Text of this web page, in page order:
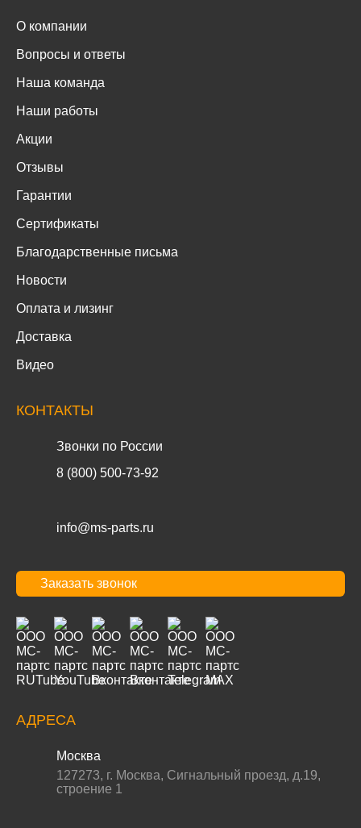
О компании
Вопросы и ответы
Наша команда
Наши работы
Акции
Отзывы
Гарантии
Сертификаты
Благодарственные письма
Новости
Оплата и лизинг
Доставка
Видео
КОНТАКТЫ
Звонки по России
8 (800) 500-73-92
info@ms-parts.ru
Заказать звонок
АДРЕСА
Москва
127273, г. Москва, Сигнальный проезд, д.19,
строение 1